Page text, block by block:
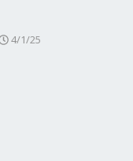
開
4/1/25